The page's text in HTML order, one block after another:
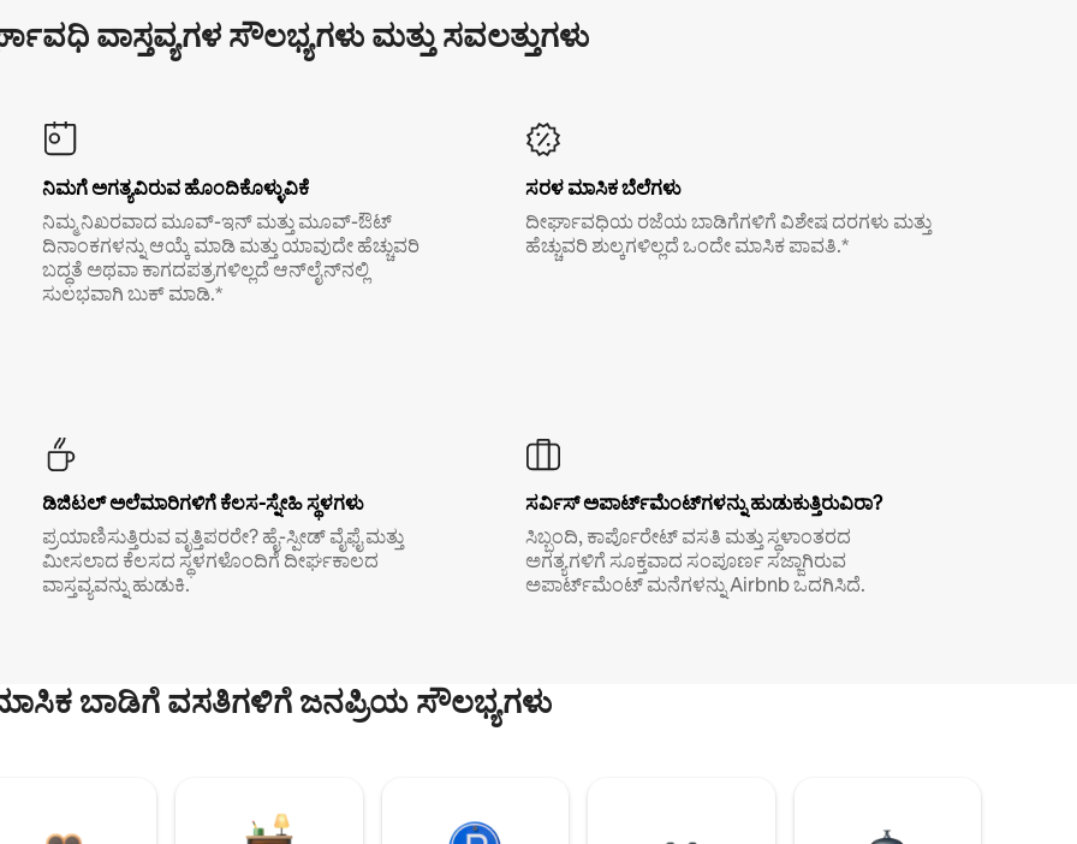
ವಾಸ್ತವ್ಯಗಳ ಸೌಲಭ್ಯಗಳು ಮತ್ತು ಸವಲತ್ತುಗಳು
ನಿಮಗೆ ಅಗತ್ಯವಿರುವ ಹೊಂದಿಕೊಳ್ಳುವಿಕೆ
ನಿಮ್ಮ ನಿಖರವಾದ ಮೂವ್-ಇನ್ ಮತ್ತು ಮೂವ್-ಔಟ್
ದಿನಾಂಕಗಳನ್ನು ಆಯ್ಕೆ ಮಾಡಿ ಮತ್ತು ಯಾವುದೇ ಹೆಚ್ಚುವರಿ
ಬದ್ಧತೆ ಅಥವಾ ಕಾಗದಪತ್ರಗಳಿಲ್ಲದೆ ಆನ್‌ಲೈನ್‌ನಲ್ಲಿ
ಸುಲಭವಾಗಿ ಬುಕ್ ಮಾಡಿ.*
ಸರಳ ಮಾಸಿಕ ಬೆಲೆಗಳು
ದೀರ್ಘಾವಧಿಯ ರಜೆಯ ಬಾಡಿಗೆಗಳಿಗೆ ವಿಶೇಷ ದರಗಳು ಮತ್ತು
ಹೆಚ್ಚುವರಿ ಶುಲ್ಕಗಳಿಲ್ಲದೆ ಒಂದೇ ಮಾಸಿಕ ಪಾವತಿ.*
ಡಿಜಿಟಲ್ ಅಲೆಮಾರಿಗಳಿಗೆ ಕೆಲಸ-ಸ್ನೇಹಿ ಸ್ಥಳಗಳು
ಪ್ರಯಾಣಿಸುತ್ತಿರುವ ವೃತ್ತಿಪರರೇ? ಹೈ-ಸ್ಪೀಡ್ ವೈಫೈ ಮತ್ತು
ಮೀಸಲಾದ ಕೆಲಸದ ಸ್ಥಳಗಳೊಂದಿಗೆ ದೀರ್ಘಕಾಲದ
ವಾಸ್ತವ್ಯವನ್ನು ಹುಡುಕಿ.
ಸರ್ವಿಸ್ ಅಪಾರ್ಟ್‌ಮೆಂಟ್‌ಗಳನ್ನು ಹುಡುಕುತ್ತಿರುವಿರಾ?
ಸಿಬ್ಬಂದಿ, ಕಾರ್ಪೊರೇಟ್ ವಸತಿ ಮತ್ತು ಸ್ಥಳಾಂತರದ
ಅಗತ್ಯಗಳಿಗೆ ಸೂಕ್ತವಾದ ಸಂಪೂರ್ಣ ಸಜ್ಜಾಗಿರುವ
ಅಪಾರ್ಟ್‌ಮೆಂಟ್ ಮನೆಗಳನ್ನು Airbnb ಒದಗಿಸಿದೆ.
ಬಾಡಿಗೆ ವಸತಿಗಳಿಗೆ ಜನಪ್ರಿಯ ಸೌಲಭ್ಯಗಳು